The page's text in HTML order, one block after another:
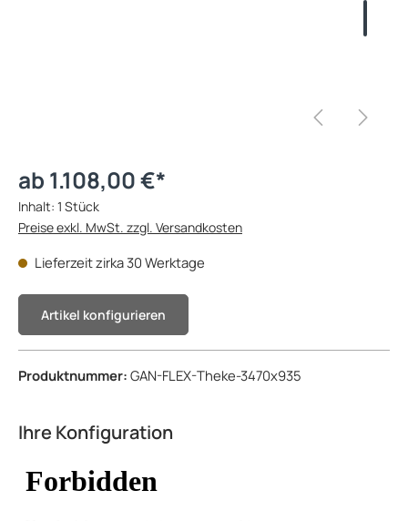
ab 1.108,00 €*
Inhalt: 1 Stück
Preise exkl. MwSt. zzgl. Versandkosten
Lieferzeit zirka 30 Werktage
Artikel konfigurieren
Produktnummer: GAN-FLEX-Theke-3470x935
Ihre Konfiguration